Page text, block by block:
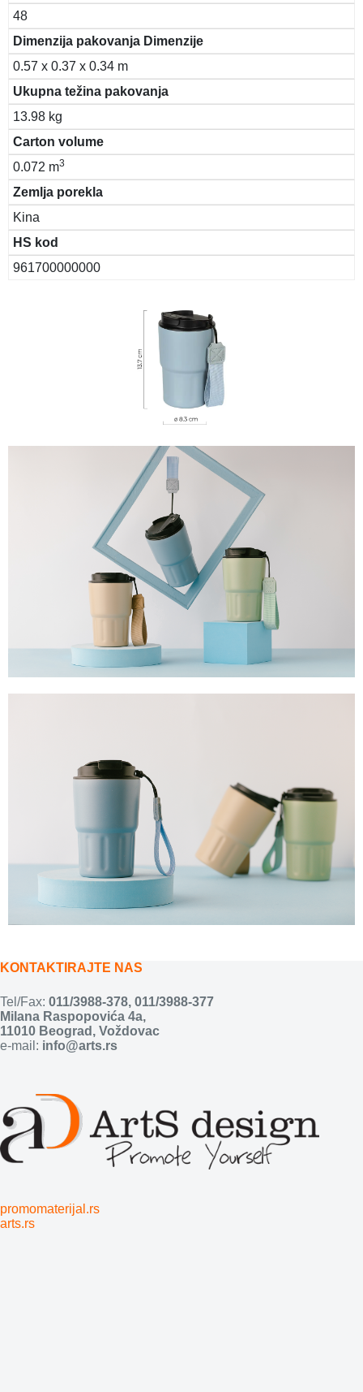
48
Dimenzija pakovanja Dimenzije
0.57 x 0.37 x 0.34 m
Ukupna težina pakovanja
13.98 kg
Carton volume
0.072 m3
Zemlja porekla
Kina
HS kod
961700000000
KONTAKTIRAJTE NAS
Tel/Fax: 011/3988-378, 011/3988-377
Milana Raspopovića 4a,
11010 Beograd, Voždovac
e-mail: info@arts.rs
promomaterijal.rs
arts.rs